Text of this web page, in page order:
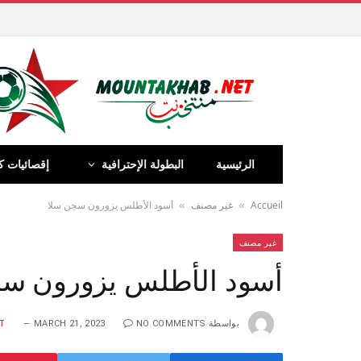
الرئيسية البطولة الإحترافية إقصائيات
Accueil
» غير مصنف » أسود الأطلس يزورون سجن سلا
غير مصنف
أسود الأطلس يزورون
بواسطة MARCH 21, 2023 NO COMMENTS